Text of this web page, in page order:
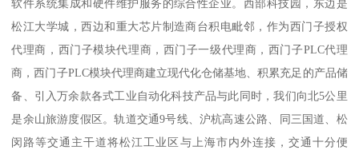
软件系统集成和硬件维护服务的综合性企业。西部科技园，东边是
松江大学城，西边和重大芯片制造商台积电毗邻，作为西门子授权
代理商，西门子模块代理商，西门子一级代理商，西门子PLC代理
商，西门子PLC模块代理商建立现代化仓储基地、积累充足的产品储
备、引入万余款各式工业自动化科技产品与此同时，我们向北5公里
是余山旅游度假区。轨道交通9号线、沪杭高速公路、同三国道、松
闵路等交通主干道将松江工业区与上海市内外连接，交通十分便